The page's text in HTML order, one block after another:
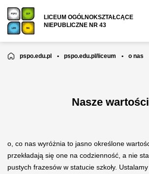
LICEUM OGÓLNOKSZTAŁCĄCE
NIEPUBLICZNE NR 43
pspo.edu.pl • pspo.edu.pl/liceum • o nas
Nasze wartości
o, co nas wyróżnia to jasno określone
przekładają się one na codzienność, a nie
pustych frazesów w statucie szkoły.